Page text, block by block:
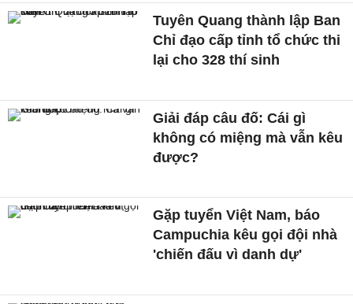
Tuyên Quang thành lập Ban
Chỉ đạo cấp tỉnh tổ chức thi
lại cho 328 thí sinh
Giải đáp câu đố: Cái gì
không có miệng mà vẫn kêu
được?
Gặp tuyển Việt Nam, báo
Campuchia kêu gọi đội nhà
'chiến đấu vì danh dự'